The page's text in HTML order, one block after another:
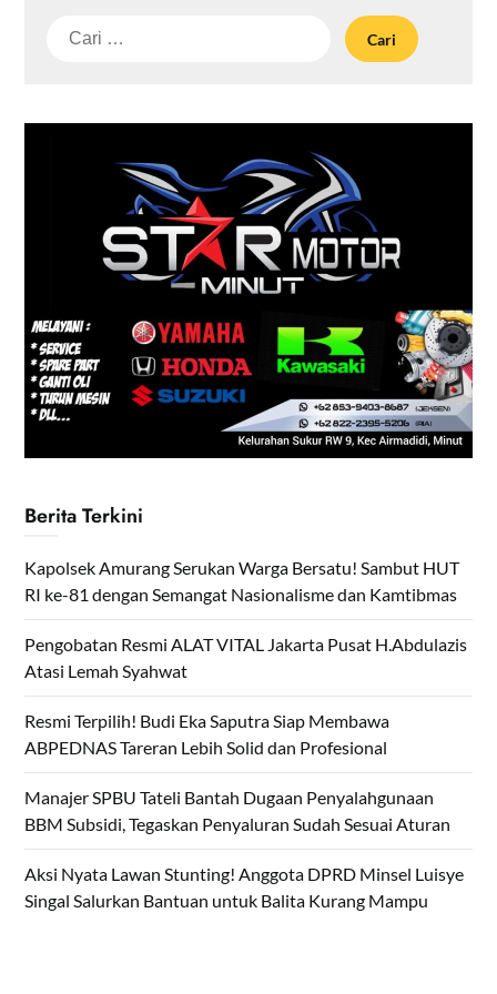
Cari
Berita Terkini
Kapolsek Amurang Serukan Warga Bersatu! Sambut HUT
RI ke-81 dengan Semangat Nasionalisme dan Kamtibmas
Pengobatan Resmi ALAT VITAL Jakarta Pusat H.Abdulazis
Atasi Lemah Syahwat
Resmi Terpilih! Budi Eka Saputra Siap Membawa
ABPEDNAS Tareran Lebih Solid dan Profesional
Manajer SPBU Tateli Bantah Dugaan Penyalahgunaan
BBM Subsidi, Tegaskan Penyaluran Sudah Sesuai Aturan
Aksi Nyata Lawan Stunting! Anggota DPRD Minsel Luisye
Singal Salurkan Bantuan untuk Balita Kurang Mampu